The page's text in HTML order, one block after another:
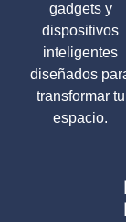
gadgets y
dispositivos
inteligentes
diseñados
transformar tu
espacio.